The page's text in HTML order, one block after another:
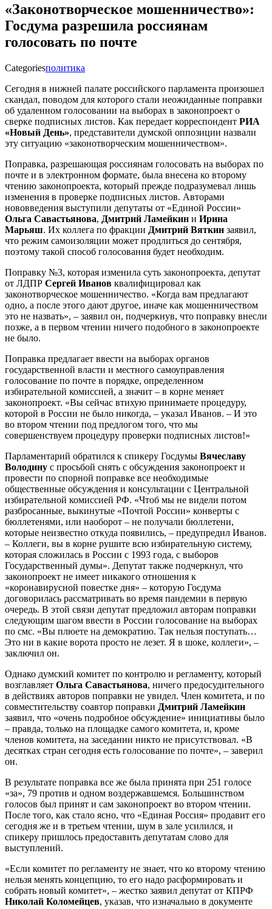
«Законотворческое мошенничество»:
Госдума разрешила россиянам
голосовать по почте
Categoriesполитика
Сегодня в нижней палате российского парламента произошел
скандал, поводом для которого стали неожиданные поправки
об удаленном голосовании на выборах в законопроект о
сверке подписных листов. Как передает корреспондент РИА
«Новый День», представители думской оппозиции назвали
эту ситуацию «законотворческим мошенничеством».
Поправка, разрешающая россиянам голосовать на выборах по
почте и в электронном формате, была внесена ко второму
чтению законопроекта, который прежде подразумевал лишь
изменения в проверке подписных листов. Авторами
нововведения выступили депутаты от «Единой России»
Ольга Савастьянова, Дмитрий Ламейкин и Ирина
Марьяш. Их коллега по фракции Дмитрий Вяткин заявил,
что режим самоизоляции может продлиться до сентября,
поэтому такой способ голосования будет необходим.
Поправку №3, которая изменила суть законопроекта, депутат
от ЛДПР Сергей Иванов квалифицировал как
законотворческое мошенничество. «Когда вам предлагают
одно, а после этого дают другое, иначе как мошенничеством
это не назвать», – заявил он, подчеркнув, что поправку внесли
позже, а в первом чтении ничего подобного в законопроекте
не было.
Поправка предлагает ввести на выборах органов
государственной власти и местного самоуправления
голосование по почте в порядке, определенном
избирательной комиссией, а значит – в корне меняет
законопроект. «Вы сейчас втихую принимаете процедуру,
которой в России не было никогда, – указал Иванов. – И это
во втором чтении под предлогом того, что мы
совершенствуем процедуру проверки подписных листов!»
Парламентарий обратился к спикеру Госдумы Вячеславу
Володину с просьбой снять с обсуждения законопроект и
провести по спорной поправке все необходимые
общественные обсуждения и консультации с Центральной
избирательной комиссией РФ. «Чтоб мы не видели потом
разбросанные, выкинутые «Почтой России» конверты с
бюллетенями, или наоборот – не получали бюллетени,
которые неизвестно откуда появились, – предупредил Иванов.
– Коллеги, вы в корне рушите всю избирательную систему,
которая сложилась в России с 1993 года, с выборов
Государственный думы». Депутат также подчеркнул, что
законопроект не имеет никакого отношения к
«коронавирусной повестке дня» – которую Госдума
договорилась рассматривать во время пандемии в первую
очередь. В этой связи депутат предложил авторам поправки
следующим шагом ввести в России голосование на выборах
по смс. «Вы плюете на демократию. Так нельзя поступать…
Это ни в какие ворота просто не лезет. Я в шоке, коллеги», –
заключил он.
Однако думский комитет по контролю и регламенту, который
возглавляет Ольга Савастьянова, ничего предосудительного
в действиях авторов поправки не увидел. Член комитета, и по
совместительству соавтор поправки Дмитрий Ламейкин
заявил, что «очень подробное обсуждение» инициативы было
– правда, только на площадке самого комитета, и, кроме
членов комитета, на заседании никто не присутствовал. «В
десятках стран сегодня есть голосование по почте», – заверил
он.
В результате поправка все же была принята при 251 голосе
«за», 79 против и одном воздержавшемся. Большинством
голосов был принят и сам законопроект во втором чтении.
После того, как стало ясно, что «Единая Россия» продавит его
сегодня же и в третьем чтении, шум в зале усилился, и
спикеру пришлось предоставить депутатам слово для
выступлений.
«Если комитет по регламенту не знает, что ко второму чтению
нельзя менять концепцию, то его надо расформировать и
собрать новый комитет», – жестко заявил депутат от КПРФ
Николай Коломейцев, указав, что изначально в документе